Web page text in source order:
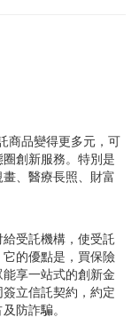
商品變得更多元，可
創新服務。特別是
、醫療長照、財富
受託機構，使受託
的優點是，買保險
享一站式的創新金
立信託契約，約定
防詐騙。